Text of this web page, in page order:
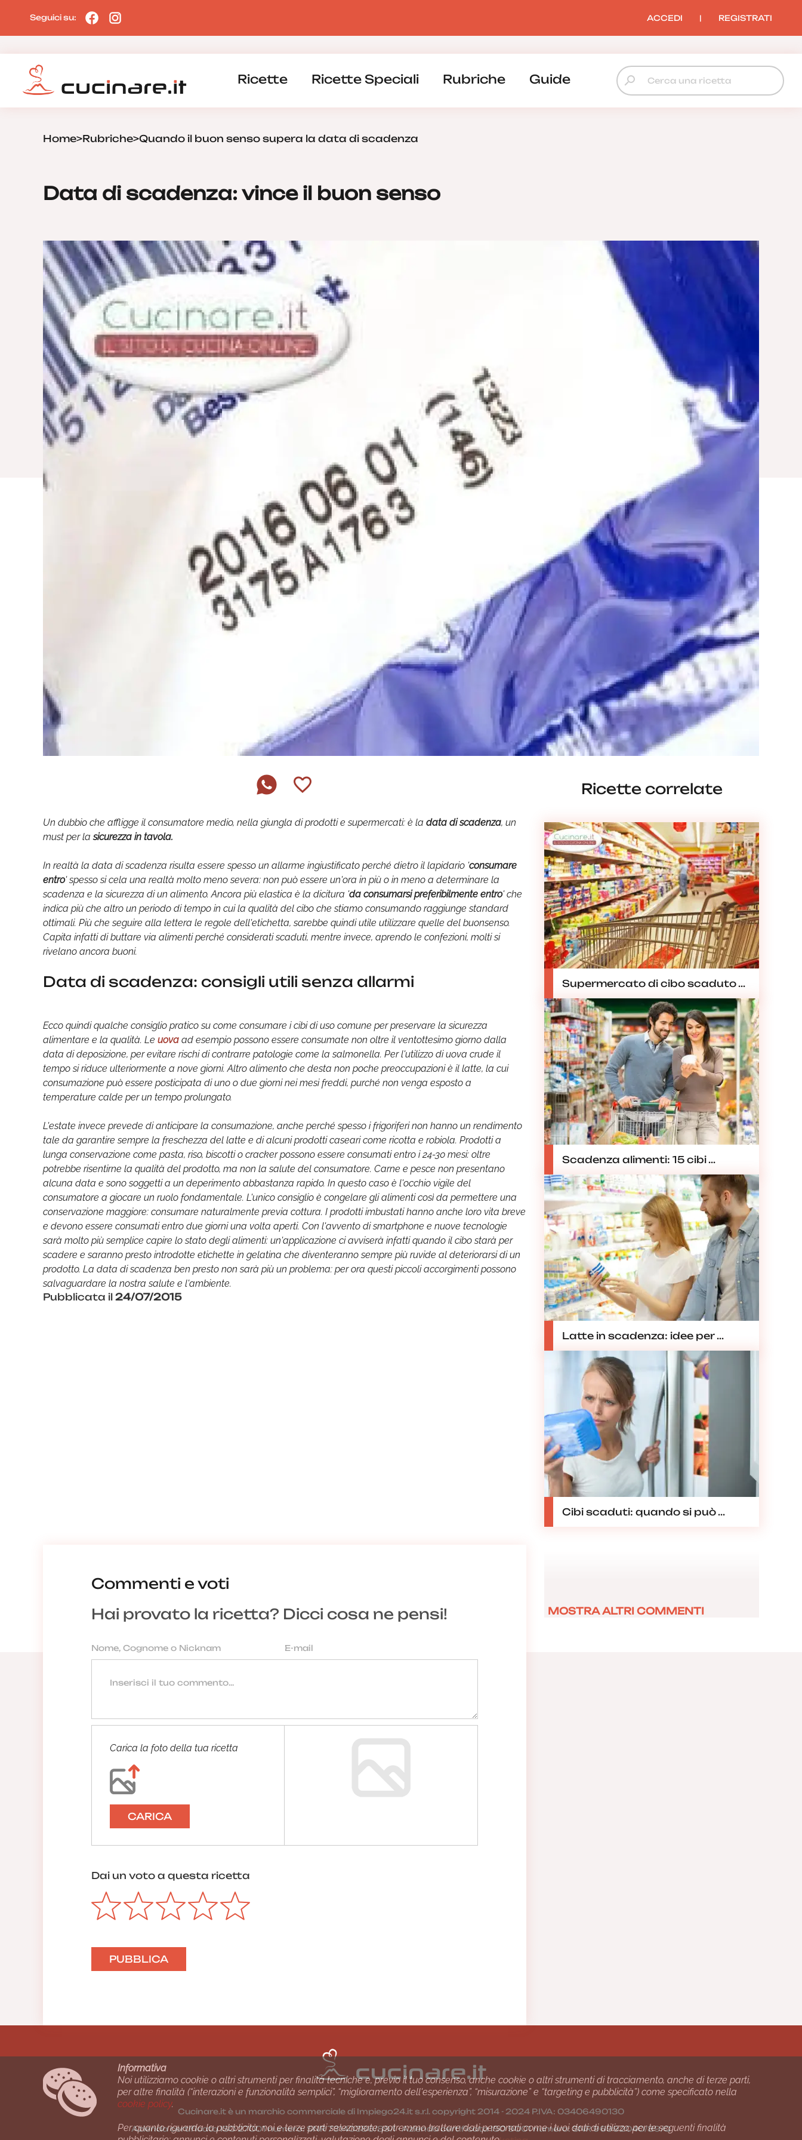
Seguici su: ACCEDI | REGISTRATI
Ricette Ricette Speciali Rubriche Guide
Home>Rubriche>Quando il buon senso supera la data di scadenza
Data di scadenza: vince il buon senso
Un dubbio che affligge il consumatore medio, nella giungla di prodotti e supermercati: è la data di scadenza, un
must per lasicurezza in tavola.
In realtà la data di scadenza risulta essere spesso un allarme ingiustificato perché dietro il lapidario 'consumare
entro' spesso si cela una realtà molto meno severa: non può essere un'ora in più o in meno a determinare la
scadenza e la sicurezza di un alimento. Ancora più elastica è la dicitura 'da consumarsi preferibilmente entro' che
indica più che altro un periodo di tempo in cui la qualità del cibo che stiamo consumando raggiunge standard
ottimali. Più che seguire alla lettera le regole dell'etichetta, sarebbe quindi utile utilizzare quelle del buonsenso.
Capita infatti di buttare via alimenti perché considerati scaduti, mentre invece, aprendo le confezioni, molti si
rivelano ancora buoni.
Data di scadenza: consigli utili senza allarmi
Ecco quindi qualche consiglio pratico su come consumare i cibi di uso comune per preservare la sicurezza
alimentare e la qualità. Le uova ad esempio possono essere consumate non oltre il ventottesimo giorno dalla
data di deposizione, per evitare rischi di contrarre patologie come la salmonella. Per l'utilizzo di uova crude il
tempo si riduce ulteriormente a nove giorni. Altro alimento che desta non poche preoccupazioni è il latte, la cui
consumazione può essere posticipata di uno o due giorni nei mesi freddi, purché non venga esposto a
temperature calde per un tempo prolungato.
L'estate invece prevede di anticipare la consumazione, anche perché spesso i frigoriferi non hanno un rendimento
tale da garantire sempre la freschezza del latte e di alcuni prodotti caseari come ricotta e robiola. Prodotti a
lunga conservazione come pasta, riso, biscotti o cracker possono essere consumati entro i 24-30 mesi: oltre
potrebbe risentirne la qualità del prodotto, ma non la salute del consumatore. Carne e pesce non presentano
alcuna data e sono soggetti a un deperimento abbastanza rapido. In questo caso è l'occhio vigile del
consumatore a giocare un ruolo fondamentale. L'unico consiglio è congelare gli alimenti così da permettere una
conservazione maggiore: consumare naturalmente previa cottura. I prodotti imbustati hanno anche loro vita breve
e devono essere consumati entro due giorni una volta aperti. Con l'avvento di smartphone e nuove tecnologie
sarà molto più semplice capire lo stato degli alimenti: un'applicazione ci avviserà infatti quando il cibo starà per
scadere e saranno presto introdotte etichette in gelatina che diventeranno sempre più ruvide al deteriorarsi di un
prodotto. La data di scadenza ben presto non sarà più un problema: per ora questi piccoli accorgimenti possono
salvaguardare la nostra salute e l'ambiente.
Pubblicata il 24/07/2015
Ricette correlate
Supermercato di cibo scaduto ...
Scadenza alimenti: 15 cibi ...
Latte in scadenza: idee per ...
Cibi scaduti: quando si può ...
Commenti e voti
Hai provato la ricetta? Dicci cosa ne pensi!
Carica la foto della tua ricetta
CARICA
Dai un voto a questa ricetta
MOSTRA ALTRI COMMENTI
Cucinare.it è un marchio commerciale di Impiego24.it s.r.l. copyright 2014 - 2024 P.IVA: 03406490130
Azienda certiﬁcata ISO 27001 numero: SNR 73140386/89/I - Azienda certiﬁcata ISO 9001 numero: SNR 96992040/89/Q
Informativa
Noi utilizziamo cookie o altri strumenti per finalità tecniche e, previo il tuo consenso, anche cookie o altri strumenti di tracciamento, anche di terze parti,
per altre finalità (“interazioni e funzionalità semplici”, “miglioramento dell'esperienza”, “misurazione” e “targeting e pubblicità”) come specificato nella
cookie policy.
Per quanto riguarda la pubblicità, noi e terze parti selezionate, potremmo trattare dati personali come i tuoi dati di utilizzo, per le seguenti finalità